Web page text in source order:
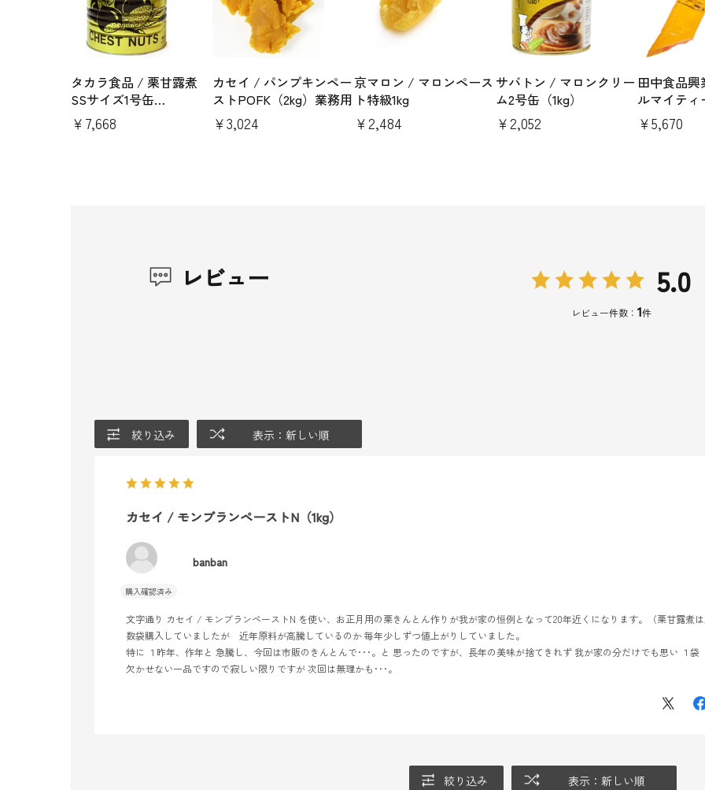
タカラ食品 / 栗甘露煮
SSサイズ1号缶
（CPMSS）
￥7,668
カセイ / パンプキンペー
ストPOFK（2kg）業務用
￥3,024
京マロン / マロンペース
ト特級1kg
￥2,484
サバトン / マロンクリー
ム2号缶（1kg）
￥2,052
田中食品
ルマイテ
R（1kg×6
￥5,670
レビュー 5.0
レビュー件数： 1件
絞り込み 表示：新しい順
カセイ / モンブランペーストN（1kg）
banban
文字通り カセイ / モンブランペーストN を使い、お正月用の栗きんとん作りが我が家の恒例となって20年近くになります。（栗甘露
数袋購入していましたが 近年原料が高騰しているのか 毎年少しずつ値上がりしていました。
特に １昨年、作年と 急騰し、今回は市販のきんとんで･･･。と 思ったのですが、長年の美味が捨てきれず 我が家の分だけでも思い １
欠かせない一品ですので寂しい限りですが 次回は無理かも･･･。
絞り込み 表示：新しい順